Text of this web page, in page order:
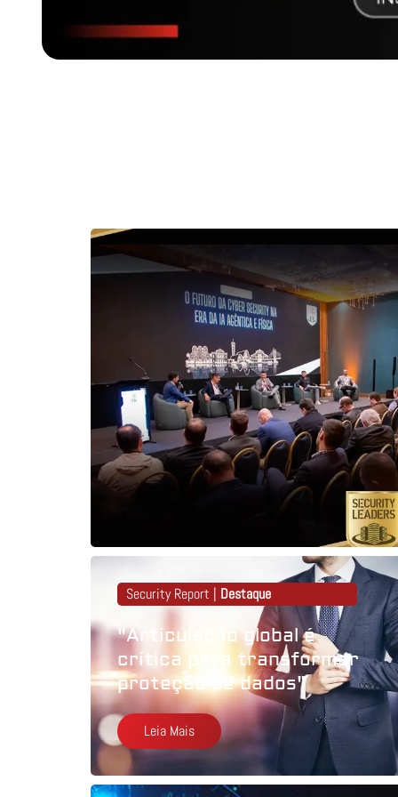
Security Report | Destaque
"Articulação global é
crítica para transformar
proteção de dados"
Leia Mais